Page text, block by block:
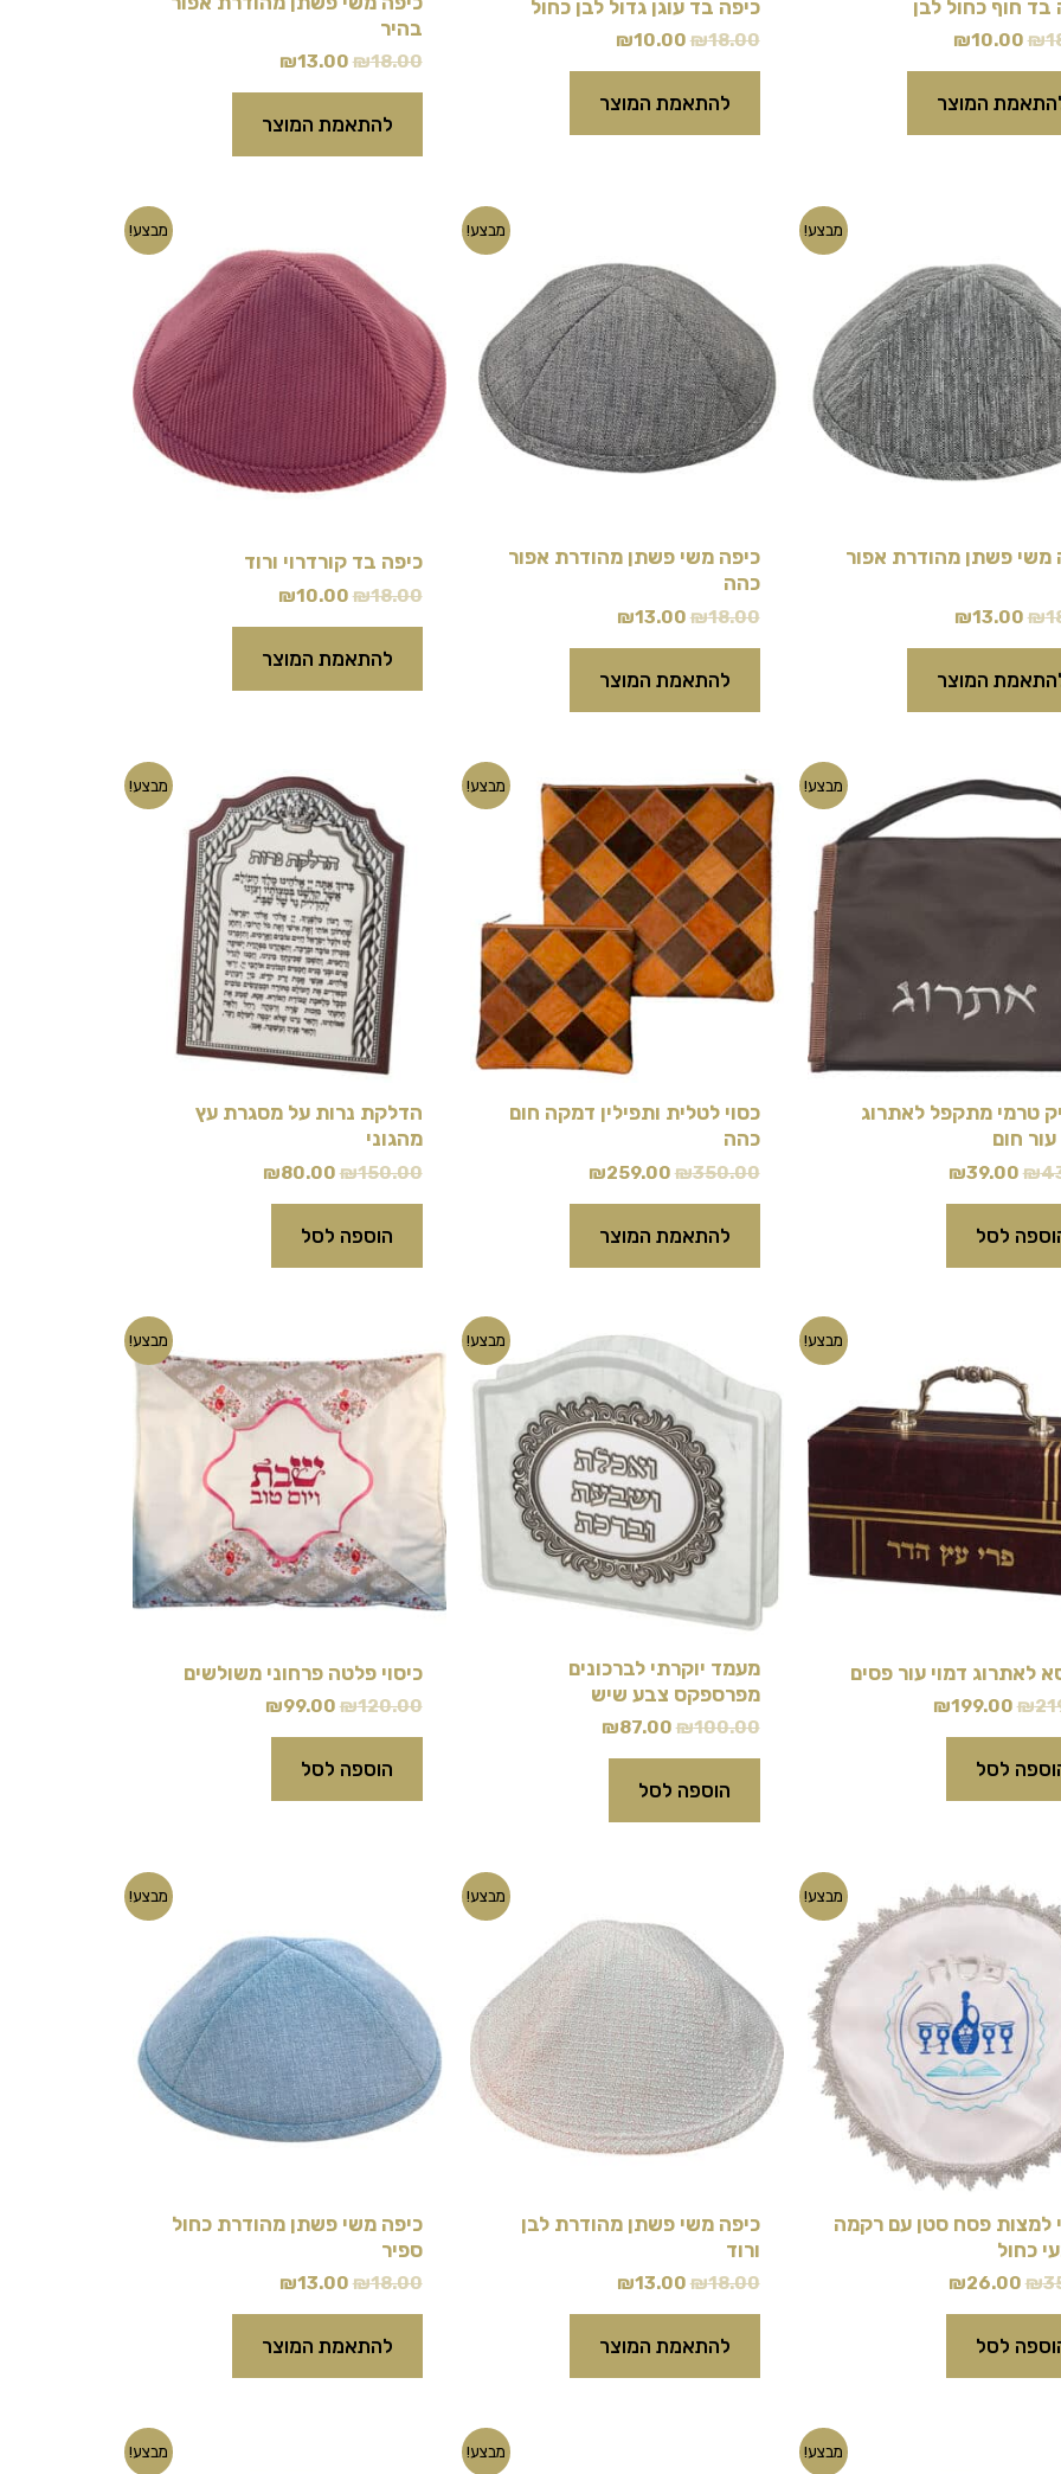
בד חוף כחול לבן
₪
₪10.00
המוצר
כיפה בד עוגן גדול לבן כחול
₪18.00
₪10.00
להתאמת המוצר
בהיר
₪18.00
₪13.00
להתאמת המוצר
מבצע!
משי פשתן מהודרת אפור
₪
היה:
₪18.00.
₪13.00
הוא:
₪13.00.
המוצר
מבצע!
כיפה משי פשתן מהודרת אפור
כהה
₪18.00
היה:
₪18.00.
₪13.00
הוא:
₪13.00.
להתאמת המוצר
מבצע!
כיפה בד קורדרוי ורוד
₪18.00
היה:
₪18.00.
₪10.00
הנוכחי
הוא:
₪10.00.
להתאמת המוצר
זה
יש
מספר
סוגים.
ניתן
לבחור
את
מבצע!
טרמי מתקפל לאתרוג
עור חום
₪
המחיר
המקורי
₪43.00.
₪39.00
הנוכחי
₪39.00.
לסל
מבצע!
כסוי לטלית ותפילין דמקה חום
כהה
₪350.00
המקורי
היה:
₪350.00.
₪259.00
המחיר
הנוכחי
הוא:
₪259.00.
להתאמת המוצר
מבצע!
הדלקת נרות על מסגרת עץ
מהגוני
₪150.00
המחיר
המקורי
היה:
₪150.00.
₪80.00
המחיר
הנוכחי
הוא:
₪80.00.
הוספה לסל
מבצע!
לאתרוג דמוי עור פסים
₪
היה:
₪199.00
הוא:
₪199.00.
לסל
מבצע!
מעמד יוקרתי לברכונים
מפרספקס צבע שיש
₪100.00
המחיר
המקורי
היה:
₪100.00.
₪87.00
המחיר
הנוכחי
₪87.00.
הוספה לסל
מבצע!
כיסוי פלטה פרחוני משולשים
₪120.00
המקורי
היה:
₪120.00.
₪99.00
הנוכחי
הוא:
₪99.00.
הוספה לסל
מבצע!
למצות פסח סטן עם רקמה
כחול
₪
המחיר
המקורי
₪35.00.
₪26.00
המחיר
הנוכחי
₪26.00.
לסל
מבצע!
כיפה משי פשתן מהודרת לבן
ורוד
₪18.00
היה:
₪18.00.
₪13.00
הוא:
₪13.00.
להתאמת המוצר
מבצע!
כיפה משי פשתן מהודרת כחול
ספיר
₪18.00
היה:
₪18.00.
₪13.00
הוא:
₪13.00.
להתאמת המוצר
מבצע! מבצע! מבצע!